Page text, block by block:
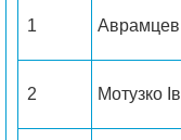
1 Аврамцев
2 Мотузко